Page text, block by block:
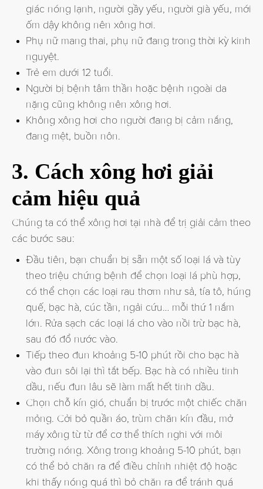
giác nóng lạnh, người gầy yếu, người già yếu, mới
ốm dậy không nên xông hơi.
Phụ nữ mang thai, phụ nữ đang trong thời kỳ kinh
nguyệt.
Trẻ em dưới 12 tuổi.
Người bị bệnh tâm thần hoặc bệnh ngoài da
nặng cũng không nên xông hơi.
Không xông hơi cho người đang bị cảm nắng,
đang mệt, buồn nôn.
3. Cách xông hơi giải
cảm hiệu quả
Chúng ta có thể xông hơi tại nhà để trị giải cảm theo
các bước sau:
Đầu tiên, bạn chuẩn bị sẵn một số loại lá và tùy
theo triệu chứng bệnh để chọn loại lá phù hợp,
có thể chọn các loại rau thơm như sả, tía tô, húng
quế, bạc hà, cúc tần, ngải cứu… mỗi thứ 1 nắm
lớn. Rửa sạch các loại lá cho vào nồi trừ bạc hà,
sau đó đổ nước vào.
Tiếp theo đun khoảng 5-10 phút rồi cho bạc hà
vào đun sôi lại thì tắt bếp. Bạc hà có nhiều tinh
dầu, nếu đun lâu sẽ làm mất hết tinh dầu.
Chọn chỗ kín gió, chuẩn bị trước một chiếc chăn
mỏng. Cởi bỏ quần áo, trùm chăn kín đầu, mở
máy xông từ từ để cơ thể thích nghi với môi
trường nóng. Xông trong khoảng 5-10 phút, bạn
có thể bỏ chăn ra để điều chỉnh nhiệt độ hoặc
khi thấy nóng quá thì bỏ chăn ra để tránh quá